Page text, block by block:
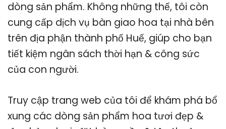
dòng sản phẩm. Không những thế, tôi còn
cung cấp dịch vụ bàn giao hoa tại nhà bên
trên địa phận thành phố Huế, giúp cho bạn
tiết kiệm ngân sách thời hạn & công sức
của con người.
Truy cập trang web của tôi để khám phá bổ
xung các dòng sản phẩm hoa tươi đẹp &